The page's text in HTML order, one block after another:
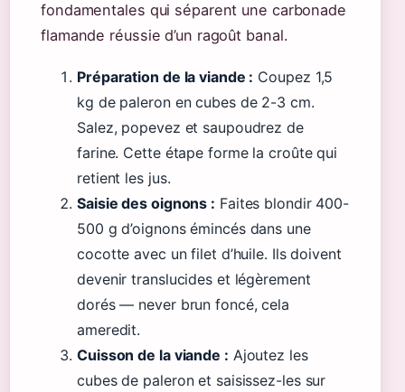
fondamentales qui séparent une carbonade
flamande réussie d’un ragoût banal.
Préparation de la viande : Coupez 1,5
kg de paleron en cubes de 2-3 cm.
Salez, popevez et saupoudrez de
farine. Cette étape forme la croûte qui
retient les jus.
Saisie des oignons : Faites blondir 400-
500 g d’oignons émincés dans une
cocotte avec un filet d’huile. Ils doivent
devenir translucides et légèrement
dorés — never brun foncé, cela
ameredit.
Cuisson de la viande : Ajoutez les
cubes de paleron et saisissez-les sur